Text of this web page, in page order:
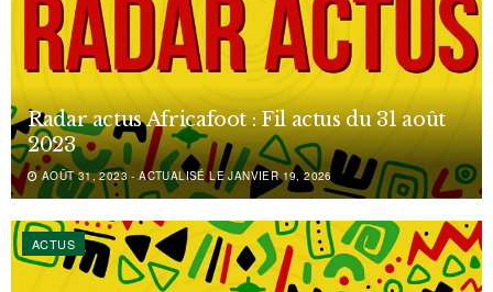
Radar actus Africafoot : Fil actus du 31 août
2023
AOÛT 31, 2023 - ACTUALISÉ LE JANVIER 19, 2026
ACTUS